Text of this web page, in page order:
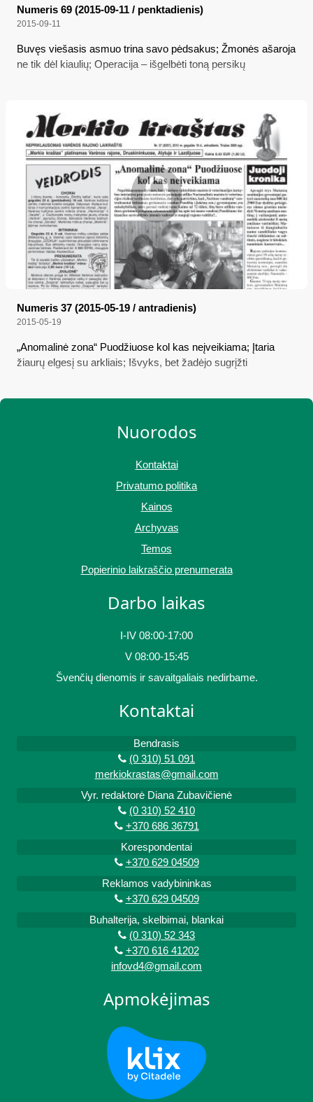
Numeris 69 (2015-09-11 / penktadienis)
2015-09-11
Buvęs viešasis asmuo trina savo pėdsakus; Žmonės ašaroja
ne tik dėl kiaulių; Operacija – išgelbėti toną persikų
Numeris 37 (2015-05-19 / antradienis)
2015-05-19
„Anomalinė zona“ Puodžiuose kol kas neįveikiama; Įtaria
žiaurų elgesį su arkliais; Išvyks, bet žadėjo sugrįžti
Nuorodos
Kontaktai
Privatumo politika
Kainos
Archyvas
Temos
Popierinio laikraščio prenumerata
Darbo laikas
I-IV 08:00-17:00
V 08:00-15:45
Švenčių dienomis ir savaitgaliais nedirbame.
Kontaktai
Bendrasis
(0 310) 51 091
merkiokrastas@gmail.com
Vyr. redaktorė Diana Zubavičienė
(0 310) 52 410
+370 686 36791
Korespondentai
+370 629 04509
Reklamos vadybininkas
+370 629 04509
Buhalterija, skelbimai, blankai
(0 310) 52 343
+370 616 41202
infovd4@gmail.com
Apmokėjimas